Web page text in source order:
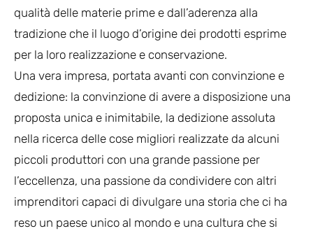
qualità delle materie prime e dall’aderenza alla
tradizione che il luogo d’origine dei prodotti esprime
per la loro realizzazione e conservazione.
Una vera impresa, portata avanti con convinzione e
dedizione: la convinzione di avere a disposizione una
proposta unica e inimitabile, la dedizione assoluta
nella ricerca delle cose migliori realizzate da alcuni
piccoli produttori con una grande passione per
l’eccellenza, una passione da condividere con altri
imprenditori capaci di divulgare una storia che ci ha
reso un paese unico al mondo e una cultura che si